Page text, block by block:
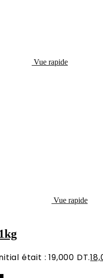
Vue rapide
Vue rapide
était : 19,000 DT.